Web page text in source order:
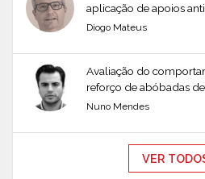
aplicação de apoios
Diogo Mateus
Avaliação do
reforço de abóbadas de
Nuno Mendes
VER